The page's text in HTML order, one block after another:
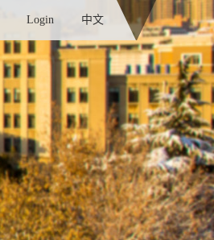
Login 中文